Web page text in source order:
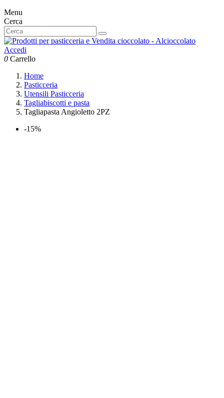
Menu
Cerca
Accedi
0 Carrello
Home
Pasticceria
Utensili Pasticceria
Tagliabiscotti e pasta
Tagliapasta Angioletto 2PZ
-15%